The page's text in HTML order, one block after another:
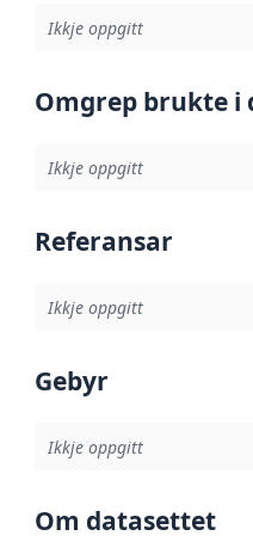
Ikkje oppgitt
Omgrep brukte i
Ikkje oppgitt
Referansar
Ikkje oppgitt
Gebyr
Ikkje oppgitt
Om datasettet